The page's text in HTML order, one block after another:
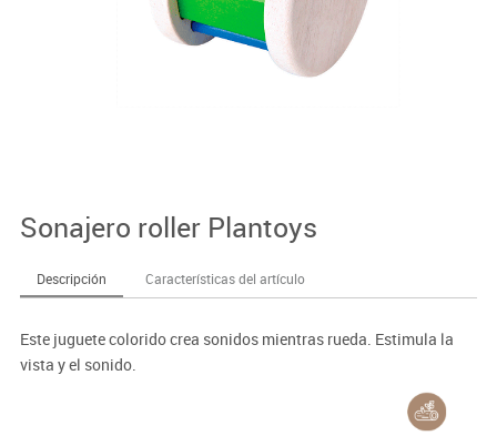
Sonajero roller Plantoys
Descripción Características del artículo
Este juguete colorido crea sonidos mientras rueda. Estimula la
vista y el sonido.